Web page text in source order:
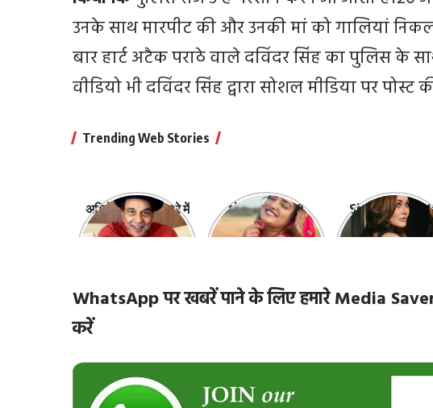
उनके साथ मारपीट की और उनकी मां को गालियां
बार हार्ट अटैक पराठे वाले दविंदर सिंह का पुलिस के
वीडियो भी दविंदर सिंह द्वारा सोशल मीडिया पर पोस्ट
Trending Web Stories
अभिनेता धर्मेंद्र के बारे में
10 रोचक बातें, जिनके
भोजपुरी की ये 10
हसीनाएं हैं सबसे
Shefali
‘कांटा लगा गर्ल’
WhatsApp पर खबरें पाने के लिए हमारे Media
करें